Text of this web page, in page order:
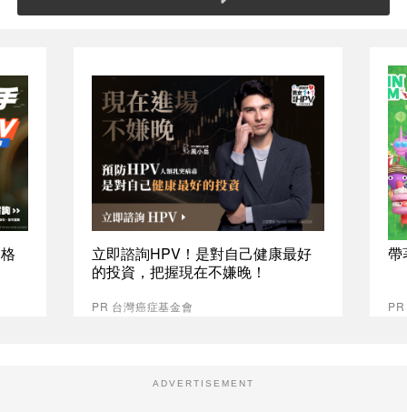
立即諮詢HPV！是對自己健康最好
的投資，把握現在不嫌晚！
PR 台灣癌症基金會
帶
ADVERTISEMENT